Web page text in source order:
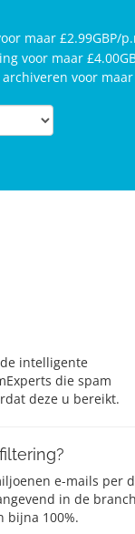
maar £2.99GBP/
voor maar
voor
intelligente
die spam
deze u bereikt.
e-mails per
in de
bijna 100%.